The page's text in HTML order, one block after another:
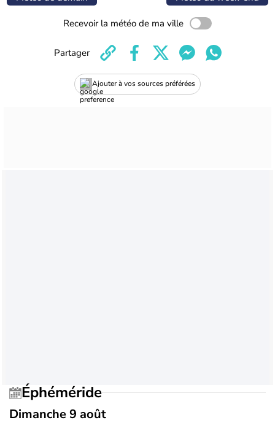
Recevoir la météo de ma ville
Ajouter à vos sources préférées
Partager
Éphéméride
Dimanche 9 août